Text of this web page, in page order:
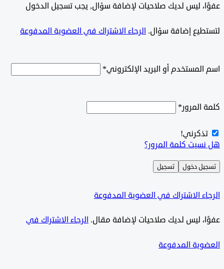
ليس لديك صلاحيات لإضافة سؤال, يجب تسجيل الدخول
إضافة سؤال.الرجاء الاشتراك في العضوية المدفوعة
أو البريد الإلكتروني*
*
كلمة المرور؟
دخول تسجيل
الاشتراك في العضوية المدفوعة
ليس لديك صلاحيات لإضافة مقال.الرجاء الاشتراك في
المدفوعة